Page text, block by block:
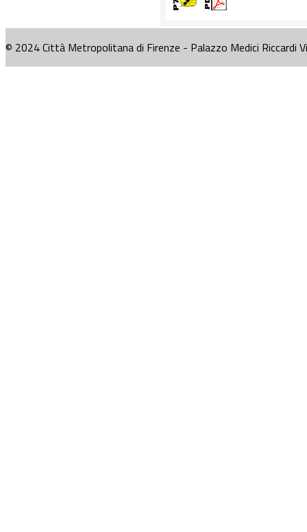
© 2024 Città Metropolitana di Firenze - Palazzo Medici Riccardi